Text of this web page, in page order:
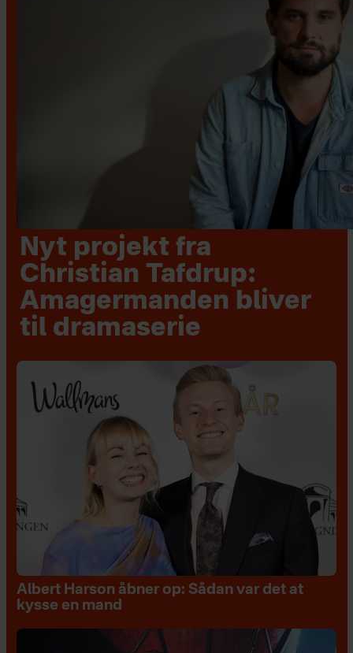
Nyt projekt fra
Christian Tafdrup:
Amagermanden bliver
til dramaserie
Albert Harson åbner op: Sådan var det at
kysse en mand